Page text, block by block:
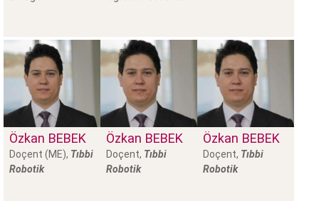
Özkan BEBEK
Doçent (ME), Tıbbi
Robotik
Özkan BEBEK
Doçent, Tıbbi
Robotik
Özkan BEBEK
Doçent, Tıbbi
Robotik